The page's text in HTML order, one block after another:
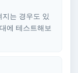
는 경우도 있
에 테스트해보